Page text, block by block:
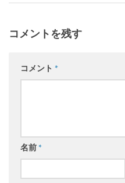
コメントを残す
コメント *
名前*